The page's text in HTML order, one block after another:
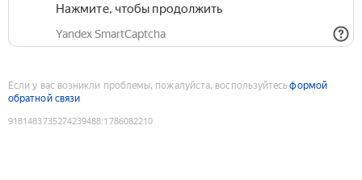
Нажмите, чтобы продолжить
Yandex SmartCaptcha
Если у вас возникли проблемы, пожалуйста, воспользуйтесьформой
обратной связи
9181483735274239488:1786082210